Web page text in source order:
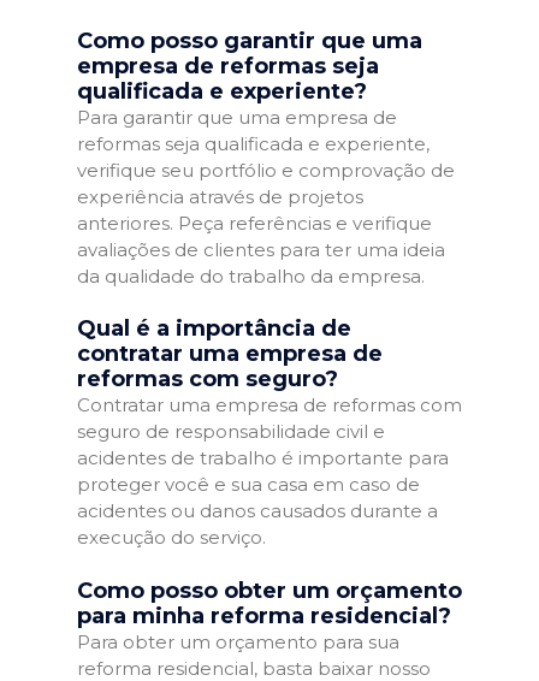
Como posso garantir que uma
empresa de reformas seja
qualificada e experiente?
Para garantir que uma empresa de
reformas seja qualificada e experiente,
verifique seu portfólio e comprovação de
experiência através de projetos
anteriores. Peça referências e verifique
avaliações de clientes para ter uma ideia
da qualidade do trabalho da empresa.
Qual é a importância de
contratar uma empresa de
reformas com seguro?
Contratar uma empresa de reformas com
seguro de responsabilidade civil e
acidentes de trabalho é importante para
proteger você e sua casa em caso de
acidentes ou danos causados durante a
execução do serviço.
Como posso obter um orçamento
para minha reforma residencial?
Para obter um orçamento para sua
reforma residencial, basta baixar nosso